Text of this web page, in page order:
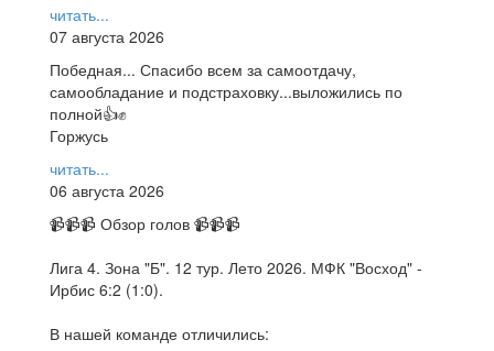
читать...
07 августа 2026
Победная... Спасибо всем за самоотдачу,
самообладание и подстраховку...выложились по
полной👍✊
Горжусь
читать...
06 августа 2026
📹📹📹 Обзор голов 📹📹📹
Лига 4. Зона "Б". 12 тур. Лето 2026. МФК "Восход" -
Ирбис 6:2 (1:0).
В нашей команде отличились: